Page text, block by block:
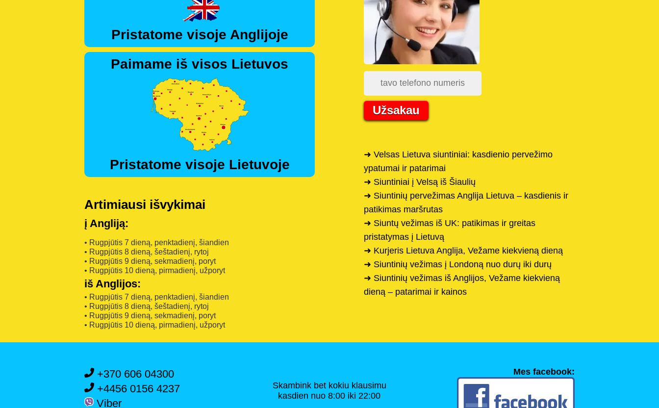
Pristatome visoje Anglijoje
Paimame iš visos Lietuvos
Pristatome visoje Lietuvoje
Artimiausi išvykimai
į Angliją:
• Rugpjūtis 7 dieną, penktadienį, šiandien
• Rugpjūtis 8 dieną, šeštadienį, rytoj
• Rugpjūtis 9 dieną, sekmadienį, poryt
• Rugpjūtis 10 dieną, pirmadienį, užporyt
iš Anglijos:
• Rugpjūtis 7 dieną, penktadienį, šiandien
• Rugpjūtis 8 dieną, šeštadienį, rytoj
• Rugpjūtis 9 dieną, sekmadienį, poryt
• Rugpjūtis 10 dieną, pirmadienį, užporyt
Užsakau
➜ Velsas Lietuva siuntiniai: kasdienio pervežimo
ypatumai ir patarimai
➜ Siuntiniai į Velsą iš Šiaulių
➜ Siuntinių pervežimas Anglija Lietuva – kasdienis ir
patikimas maršrutas
➜ Siuntų vežimas iš UK: patikimas ir greitas
pristatymas į Lietuvą
➜ Kurjeris Lietuva Anglija, Vežame kiekvieną dieną
➜ Siuntinių vežimas į Londoną nuo durų iki durų
➜ Siuntinių vežimas iš Anglijos, Vežame kiekvieną
dieną – patarimai ir kainos
+370 606 04300
+4456 0156 4237
Viber
Skambink bet kokiu klausimu
kasdien nuo 8:00 iki 22:00
Mes facebook: